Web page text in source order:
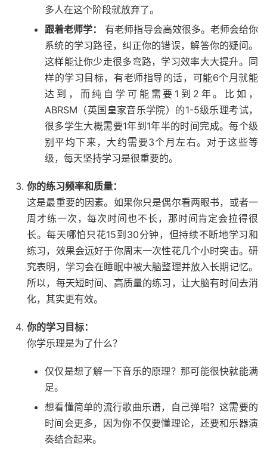
多人在这个阶段就放弃了。
跟着老师学：
有老师指导会高效很多。老师会给你
系统的学习路径，纠正你的错误，解答你的疑问。
这样能让你少走很多弯路，学习效率大大提升。同
样的学习目标，有老师指导的话，可能6个月就能
达到，而纯自学可能需要1到2年。比如，
ABRSM（英国皇家音乐学院）的1-5级乐理考试，
很多学生大概需要1年到1年半的时间完成。每个级
别平均下来，大约需要3个月左右。对于这些等
级，每天坚持学习是很重要的。
你的练习频率和质量：
这是最重要的因素。如果你只是偶尔看两眼书，或者一
周才练一次，每次时间也不长，那时间肯定会拉得很
长。每天哪怕只花15到30分钟，但持续不断地学习和
练习，效果会远好于你周末一次性花几个小时突击。研
究表明，学习会在睡眠中被大脑整理并放入长期记忆。
所以，每天短时间、高质量的练习，让大脑有时间去消
化，其实更有效。
你的学习目标：
你学乐理是为了什么？
仅仅是想了解一下音乐的原理？那可能很快就能满
足。
想看懂简单的流行歌曲乐谱，自己弹唱？这需要的
时间会更多，因为你不仅要懂理论，还要和乐器演
奏结合起来。